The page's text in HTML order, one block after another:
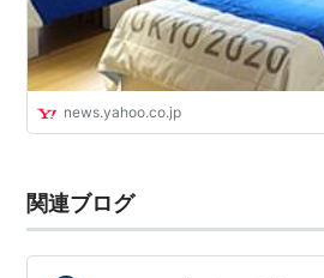
news.yahoo.co.jp
関連ブログ